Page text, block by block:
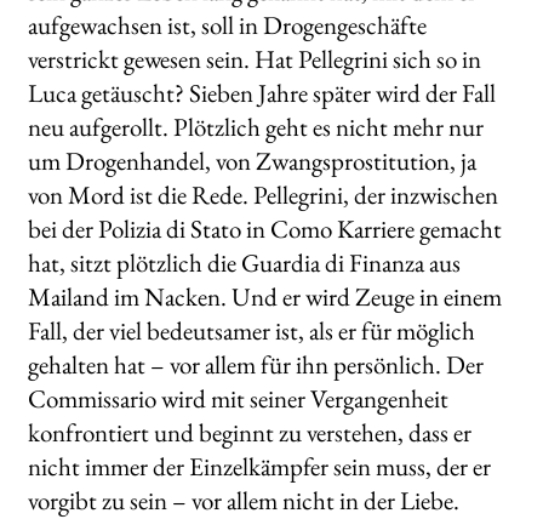
aufgewachsen ist, soll in Drogengeschäfte
verstrickt gewesen sein. Hat Pellegrini sich so in
Luca getäuscht? Sieben Jahre später wird der Fall
neu aufgerollt. Plötzlich geht es nicht mehr nur
um Drogenhandel, von Zwangsprostitution, ja
von Mord ist die Rede. Pellegrini, der inzwischen
bei der Polizia di Stato in Como Karriere gemacht
hat, sitzt plötzlich die Guardia di Finanza aus
Mailand im Nacken. Und er wird Zeuge in einem
Fall, der viel bedeutsamer ist, als er für möglich
gehalten hat – vor allem für ihn persönlich. Der
Commissario wird mit seiner Vergangenheit
konfrontiert und beginnt zu verstehen, dass er
nicht immer der Einzelkämpfer sein muss, der er
vorgibt zu sein – vor allem nicht in der Liebe.